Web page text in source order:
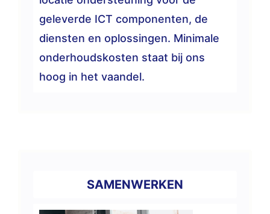
geleverde ICT componenten, de
diensten en oplossingen. Minimale
onderhoudskosten staat bij ons
hoog in het vaandel.
SAMENWERKEN